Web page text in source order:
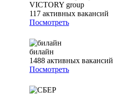
VICTORY group
117 активных вакансий
Посмотреть
билайн
1488 активных вакансий
Посмотреть